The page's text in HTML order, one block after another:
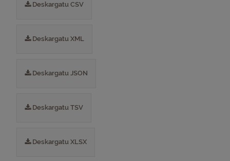
Deskargatu CSV
Deskargatu XML
Deskargatu JSON
Deskargatu TSV
Deskargatu XLSX